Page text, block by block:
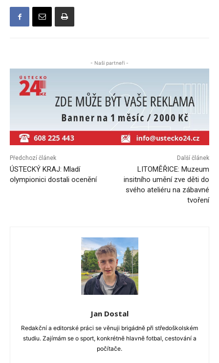
- Naši partneři -
Předchozí článek
ÚSTECKÝ KRAJ: Mladí
olympionici dostali ocenění
Další článek
LITOMĚŘICE: Muzeum
insitního umění zve děti do
svého ateliéru na zábavné
tvoření
Jan Dostal
Redakční a editorské práci se věnuji brigádně při středoškolském
studiu. Zajímám se o sport, konkrétně hlavně fotbal, cestování a
počítače.